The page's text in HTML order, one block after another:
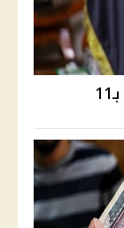
قرارات وزيرة التنمية المحلية تنفذ بـ11